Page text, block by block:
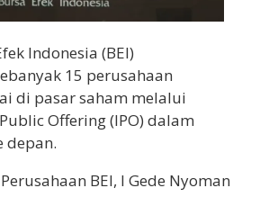
Indonesia (BEI)
15 perusahaan
di pasar saham melalui
Offering (IPO) dalam
depan.
BEI, I Gede Nyoman